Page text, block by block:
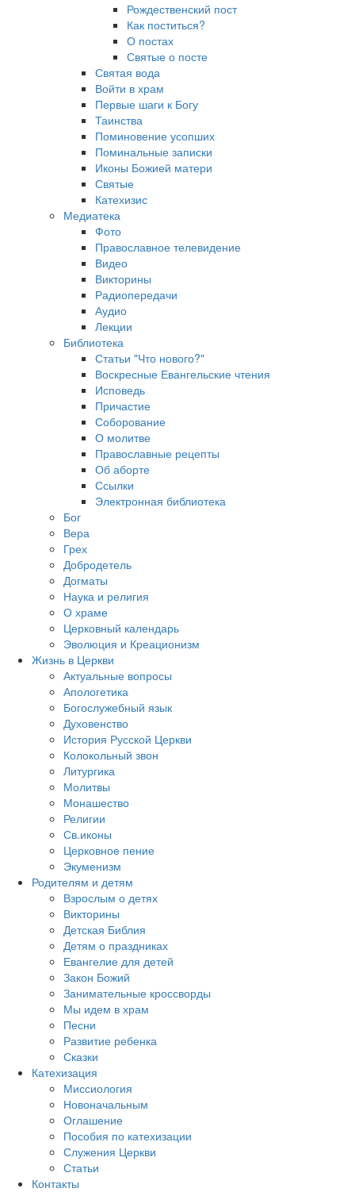
Рождественский пост
Как поститься?
О постах
Святые о посте
Святая вода
Войти в храм
Первые шаги к Богу
Таинства
Поминовение усопших
Поминальные записки
Иконы Божией матери
Святые
Катехизис
Медиатека
Фото
Православное телевидение
Видео
Викторины
Радиопередачи
Аудио
Лекции
Библиотека
Статьи "Что нового?"
Воскресные Евангельские чтения
Исповедь
Причастие
Соборование
О молитве
Православные рецепты
Об аборте
Ссылки
Электронная библиотека
Бог
Вера
Грех
Добродетель
Догматы
Наука и религия
О храме
Церковный календарь
Эволюция и Креационизм
Жизнь в Церкви
Актуальные вопросы
Апологетика
Богослужебный язык
Духовенство
История Русской Церкви
Колокольный звон
Литургика
Молитвы
Монашество
Религии
Св.иконы
Церковное пение
Экуменизм
Родителям и детям
Взрослым о детях
Викторины
Детская Библия
Детям о праздниках
Евангелие для детей
Закон Божий
Занимательные кроссворды
Мы идем в храм
Песни
Развитие ребенка
Сказки
Катехизация
Миссиология
Новоначальным
Оглашение
Пособия по катехизации
Служения Церкви
Статьи
Контакты